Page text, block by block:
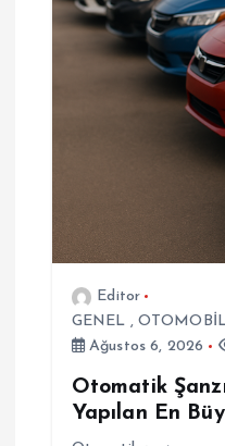
e
Editor
GENEL ,
Ağustos 6, 2026
Otomatik
Yapılan En